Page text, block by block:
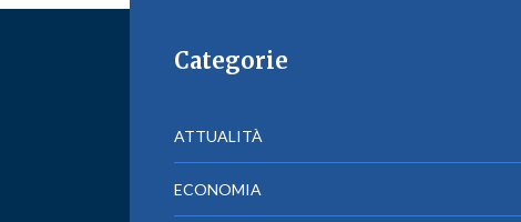
Categorie
ATTUALITÀ
ECONOMIA